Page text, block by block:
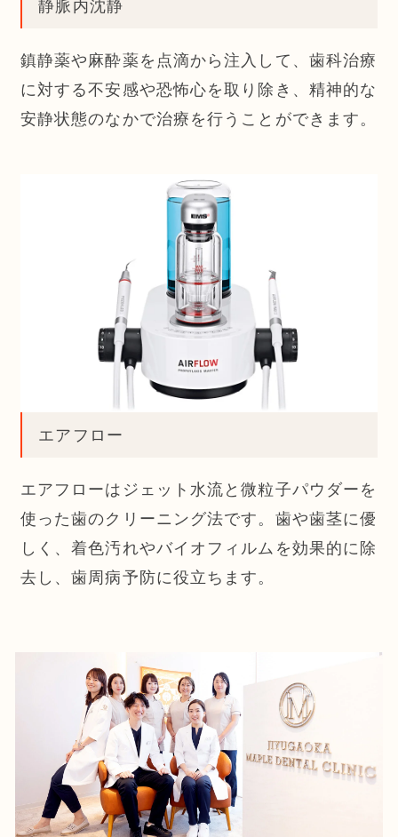
静脈内沈静
鎮静薬や麻酔薬を点滴から注入して、歯科治療
に対する不安感や恐怖心を取り除き、精神的な
安静状態のなかで治療を行うことができます。
エアフロー
エアフローはジェット水流と微粒子パウダーを
使った歯のクリーニング法です。歯や歯茎に優
しく、着色汚れやバイオフィルムを効果的に除
去し、歯周病予防に役立ちます。